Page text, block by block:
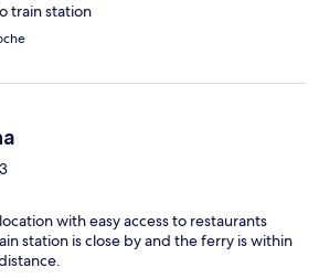
train station
with easy access to restaurants
station is close by and the ferry is within